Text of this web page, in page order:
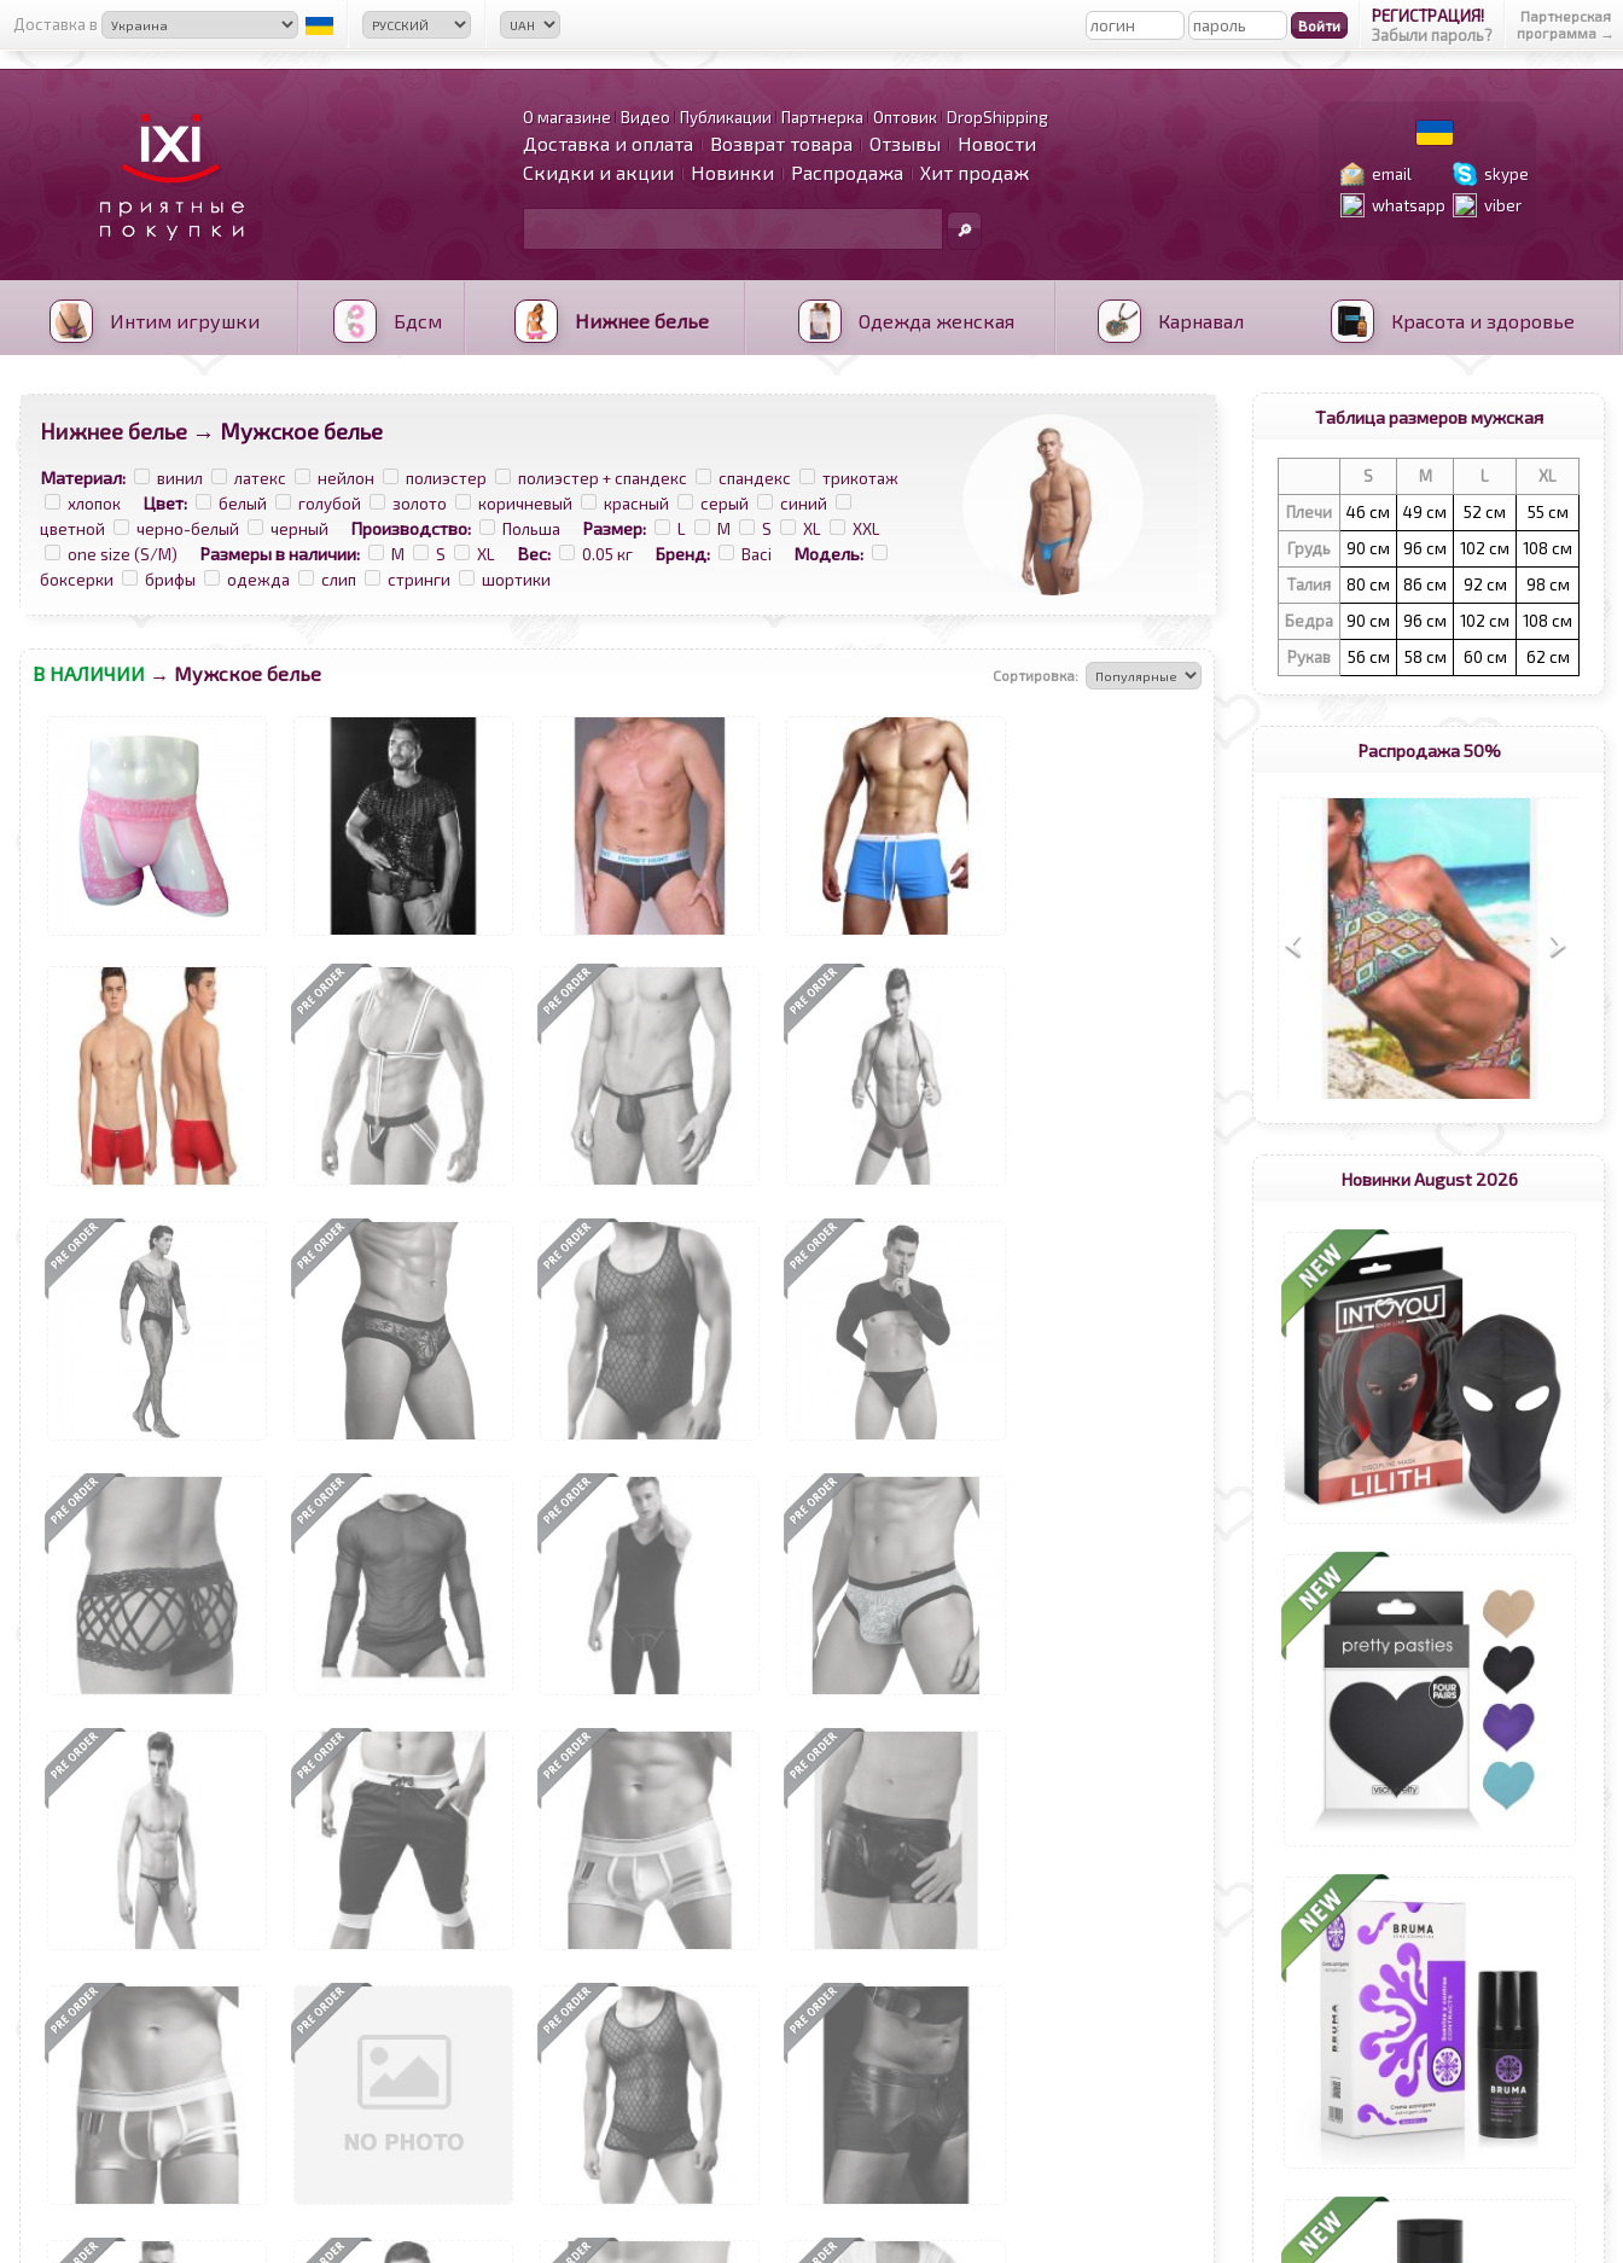
Доставка в
РЕГИСТРАЦИЯ!
Забыли пароль?
Партнерская
программа →
О магазине Видео Публикации Партнерка Оптовик DropShipping
Доставка и оплата Возврат товара Отзывы
Новости
Скидки и акции
Новинки Распродажа Хит продаж email
skype
whatsapp
viber
Интим игрушки Бдсм Нижнее белье Одежда женская Карнавал Красота и здоровье
Нижнее белье → Мужское белье
Материал: винил латекс нейлон полиэстер полиэстер + спандекс спандекс
трикотаж
хлопок
Цвет: белый голубой золото коричневый красный серый
синий
цветной
черно-белый черный Производство: Польша Размер: L M S XL
XXL
one size (S/M)
Размеры в наличии: M S XL Вес: 0.05 кг Бренд: Baci Модель:
боксерки брифы одежда слип стринги шортики
В НАЛИЧИИ → Мужское белье Сортировка:
Таблица размеров мужская
S M L
XL
Плечи
46 см 49 см 52 см
55 см
Грудь
90 см 96 см 102 см
108 см
Талия
80 см 86 см 92 см
98 см
Бедра
90 см 96 см 102 см
108 см
Рукав
56 см 58 см 60 см 62 см
Распродажа 50%
<
Новинки August 2026